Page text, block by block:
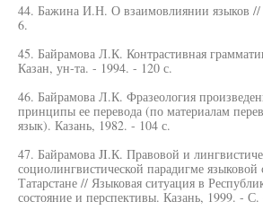
44. Бажина И.Н. О взаимовлиянии языков //
6.
45. Байрамова Л.К. Контрастивная
Казан, ун-та. - 1994. - 120 с.
46. Байрамова Л.К. Фразеология
принципы ее перевода (по материалам
язык). Казань, 1982. - 104 с.
47. Байрамова JI.К. Правовой и
социолингвистической парадигме языковой
Татарстане // Языковая ситуация в
состояние и перспективы. Казань, 1999. - С.